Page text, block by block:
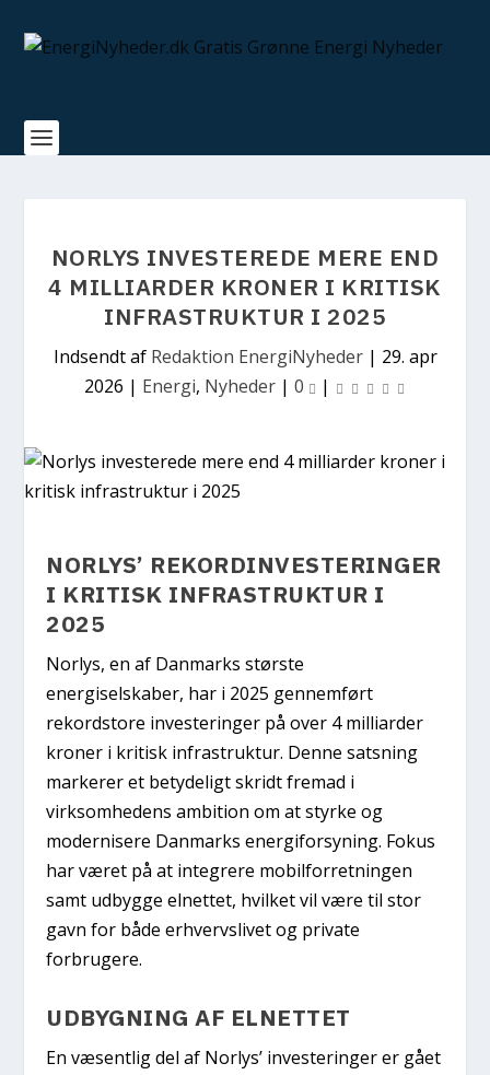
NORLYS INVESTEREDE MERE END
4 MILLIARDER KRONER I KRITISK
INFRASTRUKTUR I 2025
Indsendt af Redaktion EnergiNyheder| 29. apr
2026 | Energi, Nyheder| 0 |
NORLYS’ REKORDINVESTERINGER
I KRITISK INFRASTRUKTUR I
2025
Norlys, en af Danmarks største
energiselskaber, har i 2025 gennemført
rekordstore investeringer på over 4 milliarder
kroner i kritisk infrastruktur. Denne satsning
markerer et betydeligt skridt fremad i
virksomhedens ambition om at styrke og
modernisere Danmarks energiforsyning. Fokus
har været på at integrere mobilforretningen
samt udbygge elnettet, hvilket vil være til stor
gavn for både erhvervslivet og private
forbrugere.
UDBYGNING AF ELNETTET
En væsentlig del af Norlys’ investeringer er gået